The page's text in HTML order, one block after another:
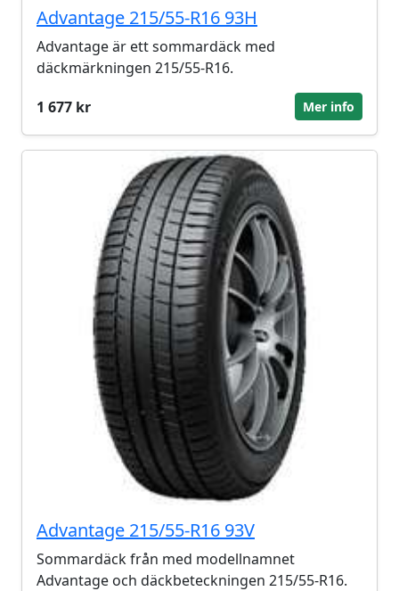
Advantage 215/55-R16 93H
Advantage är ett sommardäck med
däckmärkningen 215/55-R16.
1 677 kr
Mer info
Advantage 215/55-R16 93V
Sommardäck från med modellnamnet
Advantage och däckbeteckningen 215/55-R16.